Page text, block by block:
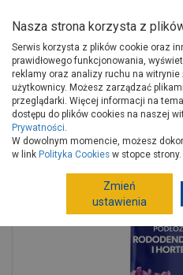
Strona główna Wokół domu
Uprawa, pielęgnacja roślin
Gotowe podłoże Osmocote do
Nasza strona korzysta z
Serwis korzysta z plików cookie oraz
prawidłowego funkcjonowania,
reklamy oraz analizy ruchu na witrynie
użytkownicy. Możesz zarządzać
przeglądarki. Więcej informacji na
dostępu do plików cookies na naszej
Prywatności.
W dowolnym momencie, możesz
w link Polityka Cookies w stopce strony.
Zmień
ustawienia